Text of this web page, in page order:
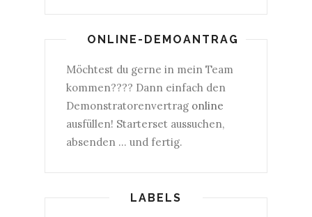
ONLINE-DEMOANTRAG
Möchtest du gerne in mein Team
kommen???? Dann einfach den
Demonstratorenvertrag online
ausfüllen! Starterset aussuchen,
absenden ... und fertig.
LABELS